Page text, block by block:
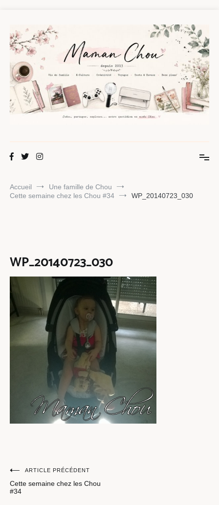
contenu
Maman Chou
Accueil
Une famille de Chou
Cette semaine chez les Chou #34
WP_20140723_030
WP_20140723_030
Navigation
de
ARTICLE PRÉCÉDENT
Cette semaine chez les Chou
#34